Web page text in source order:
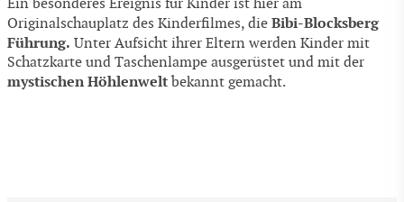
Ein besonderes Ereignis für Kinder ist hier am
Originalschauplatz des Kinderfilmes, die Bibi-Blocksberg
Führung. Unter Aufsicht ihrer Eltern werden Kinder mit
Schatzkarte und Taschenlampe ausgerüstet und mit der
mystischen Höhlenwelt bekannt gemacht.